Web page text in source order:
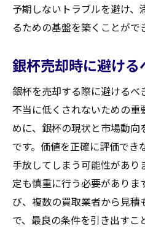
予期しないトラブルを避け
るための基盤を築くことがで
銀杯売却時に避ける
銀杯を売却する際に避ける
不当に低くされないための重
めに、銀杯の現状と市場動
です。価値を正確に評価でき
手放してしまう可能性があ
定も慎重に行う必要があり
び、複数の買取業者から見積
で、最良の条件を引き出すこ